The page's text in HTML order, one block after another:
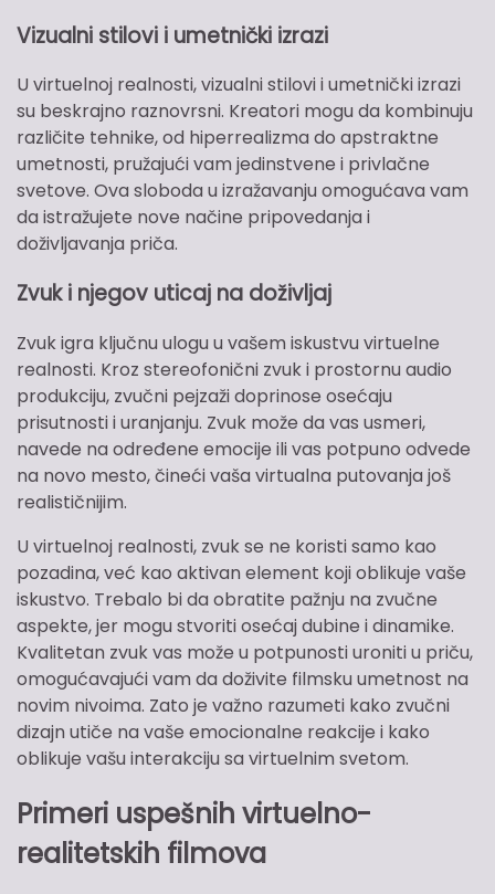
Vizualni stilovi i umetnički izrazi
U virtuelnoj realnosti, vizualni stilovi i umetnički izrazi
su beskrajno raznovrsni. Kreatori mogu da kombinuju
različite tehnike, od hiperrealizma do apstraktne
umetnosti, pružajući vam jedinstvene i privlačne
svetove. Ova sloboda u izražavanju omogućava vam
da istražujete nove načine pripovedanja i
doživljavanja priča.
Zvuk i njegov uticaj na doživljaj
Zvuk igra ključnu ulogu u vašem iskustvu virtuelne
realnosti. Kroz stereofonični zvuk i prostornu audio
produkciju, zvučni pejzaži doprinose osećaju
prisutnosti i uranjanju. Zvuk može da vas usmeri,
navede na određene emocije ili vas potpuno odvede
na novo mesto, čineći vaša virtualna putovanja još
realističnijim.
U virtuelnoj realnosti, zvuk se ne koristi samo kao
pozadina, već kao aktivan element koji oblikuje vaše
iskustvo. Trebalo bi da obratite pažnju na zvučne
aspekte, jer mogu stvoriti osećaj dubine i dinamike.
Kvalitetan zvuk vas može u potpunosti uroniti u priču,
omogućavajući vam da doživite filmsku umetnost na
novim nivoima. Zato je važno razumeti kako zvučni
dizajn utiče na vaše emocionalne reakcije i kako
oblikuje vašu interakciju sa virtuelnim svetom.
Primeri uspešnih virtuelno-
realitetskih filmova